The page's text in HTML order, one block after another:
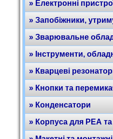
» Електронні
» Запобіжники,
» Зварювальне
» Інструменти,
» Кварцеві
» Кнопки та
» Конденсатори
» Корпуса для РЕА та